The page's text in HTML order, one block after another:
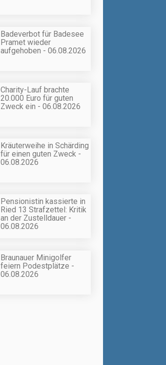
Badeverbot für Badesee
Pramet wieder
aufgehoben - 06.08.2026
Charity-Lauf brachte
20.000 Euro für guten
Zweck ein - 06.08.2026
Kräuterweihe in Schärding
für einen guten Zweck -
06.08.2026
Pensionistin kassierte in
Ried 13 Strafzettel: Kritik
an der Zustelldauer -
06.08.2026
Braunauer Minigolfer
feiern Podestplätze -
06.08.2026